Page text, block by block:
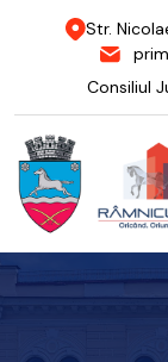
Str.
Consiliul